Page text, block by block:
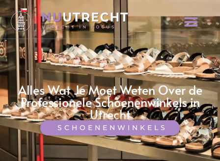
Alles Wat Je Moet Weten Over de
Professionele Schoenenwinkels in
Utrecht
SCHOENENWINKELS